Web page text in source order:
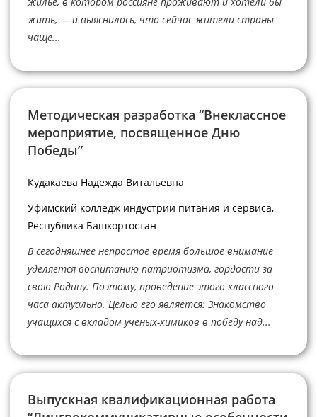
жить, — и выяснилось, что сейчас жители страны
чаще...
Методическая разработка “Внеклассное
мероприятие, посвященное Дню
Победы”
Кудакаева Надежда Витальевна
Уфимский колледж индустрии питания и сервиса,
Республика Башкортостан
В сегодняшнее непростое время большое внимание
уделяется воспитанию патриотизма, гордости за
свою Родину. Поэтому, проведение этого классного
часа актуально. Целью его является: Знакомство
учащихся с вкладом ученых-химиков в победу над...
Выпускная квалификационная работа